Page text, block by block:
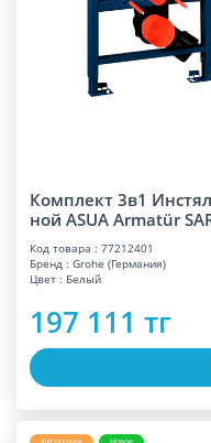
Комплект 3в1
ной ASUA Armatür
Код товара : 77212401
Бренд : Grohe (Германия)
Цвет : Белый
197 111 тг